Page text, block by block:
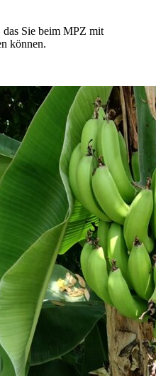
Sie beim MPZ mit
können.